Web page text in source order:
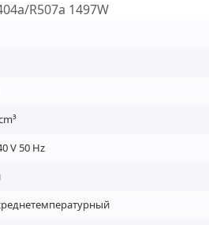
R507а 1497W
V 50 Hz